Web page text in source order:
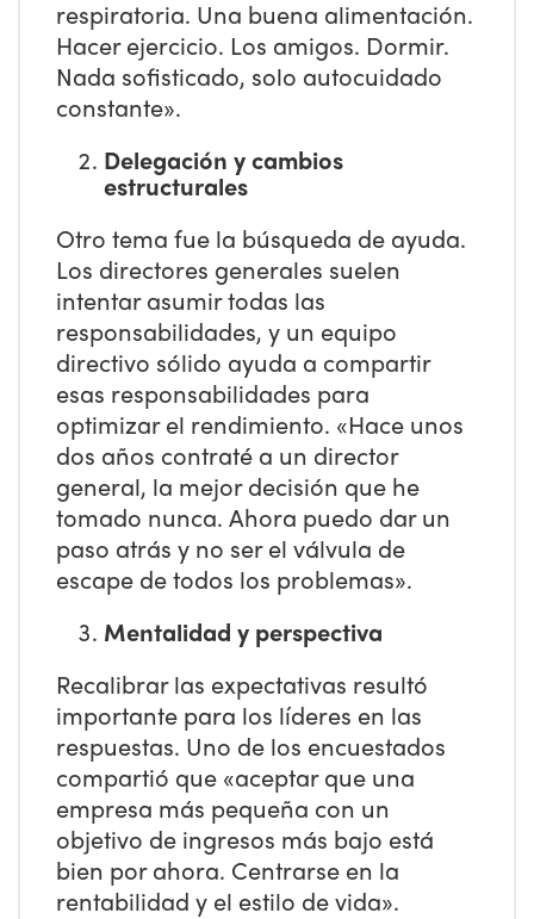
respiratoria. Una buena alimentación.
Hacer ejercicio. Los amigos. Dormir.
Nada sofisticado, solo autocuidado
constante».
Delegación y cambios
estructurales
Otro tema fue la búsqueda de ayuda.
Los directores generales suelen
intentar asumir todas las
responsabilidades, y un equipo
directivo sólido ayuda a compartir
esas responsabilidades para
optimizar el rendimiento. «Hace unos
dos años contraté a un director
general, la mejor decisión que he
tomado nunca. Ahora puedo dar un
paso atrás y no ser el válvula de
escape de todos los problemas».
Mentalidad y perspectiva
Recalibrar las expectativas resultó
importante para los líderes en las
respuestas. Uno de los encuestados
compartió que «aceptar que una
empresa más pequeña con un
objetivo de ingresos más bajo está
bien por ahora. Centrarse en la
rentabilidad y el estilo de vida».